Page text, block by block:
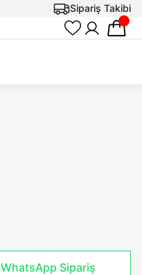
Sipariş Takibi
WhatsApp Sipariş